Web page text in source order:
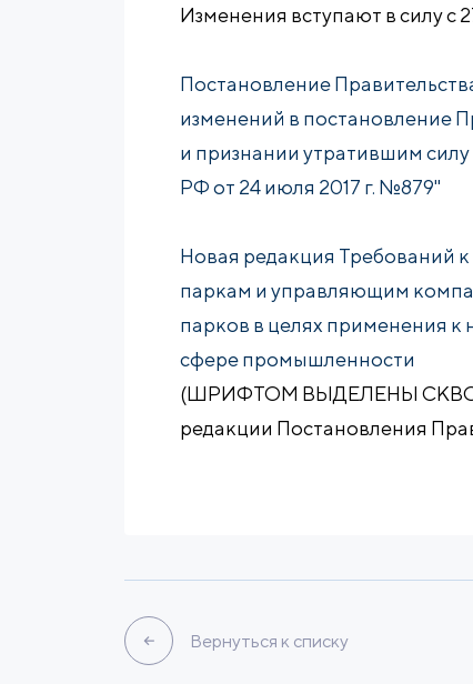
Изменения вступают в силу с
Постановление
изменений в постановление
и признании утратившим
РФ от 24 июля 2017 г. №879"
Новая редакция Требований
паркам и управляющим
парков в целях применения к
сфере промышленности
(ШРИФТОМ ВЫДЕЛЕНЫ
редакции Постановления
Вернуться к списку